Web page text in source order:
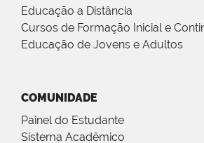
Educação a Distância
Cursos de Formação Inicial e
Educação de Jovens e Adultos
COMUNIDADE
Painel do Estudante
Sistema Acadêmico